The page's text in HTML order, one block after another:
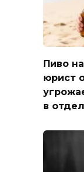
Пиво
юрист
в